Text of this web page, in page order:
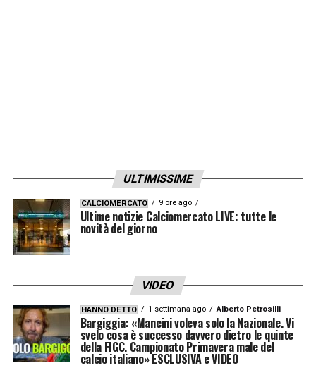
ULTIMISSIME
CALCIOMERCATO 9 ore ago
Ultime notizie Calciomercato LIVE: tutte le
novità del giorno
VIDEO
HANNO DETTO 1 settimana ago Alberto Petrosilli
Bargiggia: «Mancini voleva solo la Nazionale. Vi
svelo cosa è successo davvero dietro le quinte
della FIGC. Campionato Primavera male del
calcio italiano» ESCLUSIVA e VIDEO